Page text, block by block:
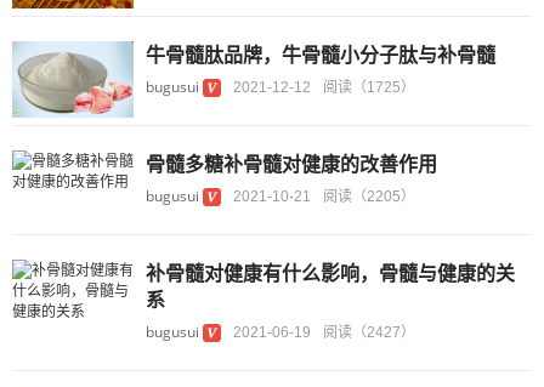
牛骨髓肽品牌，牛骨髓小分子肽与补骨髓
bugusui 2021-12-12 阅读（1725）
骨髓多糖补骨髓对健康的改善作用
bugusui 2021-10-21 阅读（2205）
补骨髓对健康有什么影响，骨髓与健康的关
系
bugusui 2021-06-19 阅读（2427）